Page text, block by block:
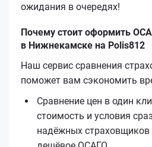
ожидания в очередях!
Почему стоит оформить
в Нижнекамске на Polis812
Наш сервис сравнения
поможет вам сэкономить
Сравнение цен в один
стоимость и условия
надёжных страховщиков